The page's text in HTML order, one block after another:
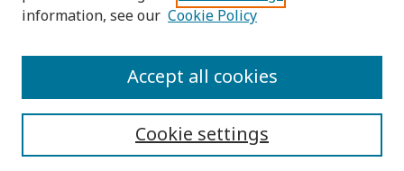
information, see our Cookie Policy
Cookie settings
Accept all cookies